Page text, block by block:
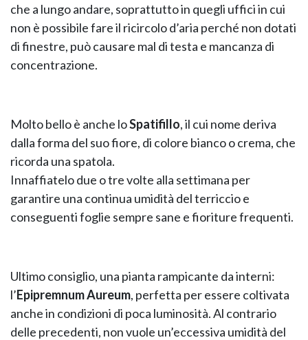
che a lungo andare, soprattutto in quegli uffici in cui
non è possibile fare il ricircolo d’aria perché non dotati
di finestre, può causare mal di testa e mancanza di
concentrazione.
Molto bello è anche loSpatifillo, il cui nome deriva
dalla forma del suo fiore, di colore bianco o crema, che
ricorda una spatola.
Innaffiatelo due o tre volte alla settimana per
garantire una continua umidità del terriccio e
conseguenti foglie sempre sane e fioriture frequenti.
Ultimo consiglio, una pianta rampicante da interni:
l’Epipremnum Aureum, perfetta per essere coltivata
anche in condizioni di poca luminosità. Al contrario
delle precedenti, non vuole un’eccessiva umidità del